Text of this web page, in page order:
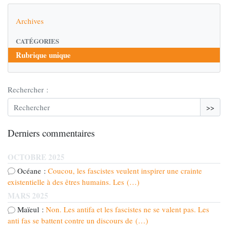
Archives
CATÉGORIES
Rubrique unique
Rechercher :
>>
Derniers commentaires
OCTOBRE 2025
Océane : Coucou, les fascistes veulent inspirer une crainte
existentielle à des êtres humains. Les (…)
MARS 2025
Maïeul : Non. Les antifa et les fascistes ne se valent pas. Les
anti fas se battent contre un discours de (…)